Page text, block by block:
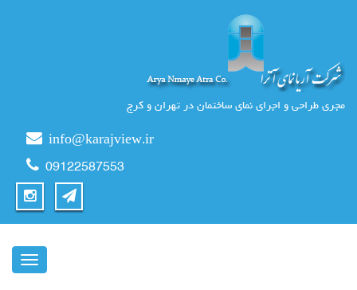
مجری طراحی و اجرای نمای ساختمان در تهران و کرج
info@karajview.ir
09122587553
ناوبری